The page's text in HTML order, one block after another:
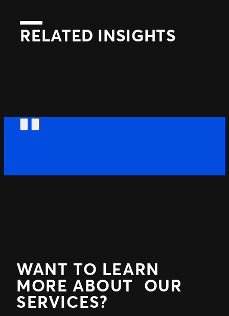
RELATED INSIGHTS
Précédent
Suivant
WANT TO LEARN
MORE ABOUT OUR
SERVICES?